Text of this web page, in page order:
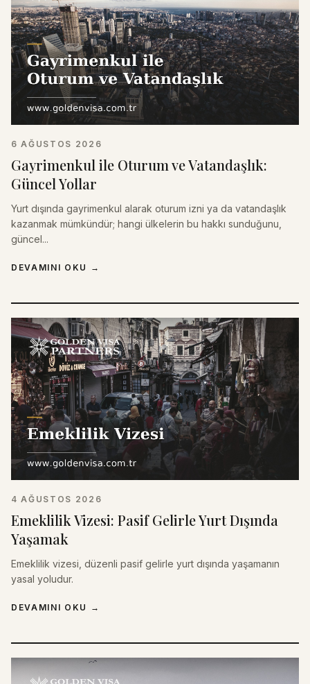
6 AĞUSTOS 2026
Gayrimenkul ile Oturum ve Vatandaşlık:
Güncel Yollar
Yurt dışında gayrimenkul alarak oturum izni ya da vatandaşlık
kazanmak mümkündür; hangi ülkelerin bu hakkı sunduğunu,
güncel...
DEVAMINI OKU →
4 AĞUSTOS 2026
Emeklilik Vizesi: Pasif Gelirle Yurt Dışında
Yaşamak
Emeklilik vizesi, düzenli pasif gelirle yurt dışında yaşamanın
yasal yoludur.
DEVAMINI OKU →